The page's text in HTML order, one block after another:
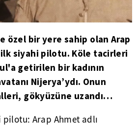
özel bir yere sahip olan Arap
ilk siyahi pilotu. Köle tacirleri
getirilen bir kadının
Nijerya’ydı. Onun
gökyüzüne uzandı…
pilotu: Arap Ahmet adlı